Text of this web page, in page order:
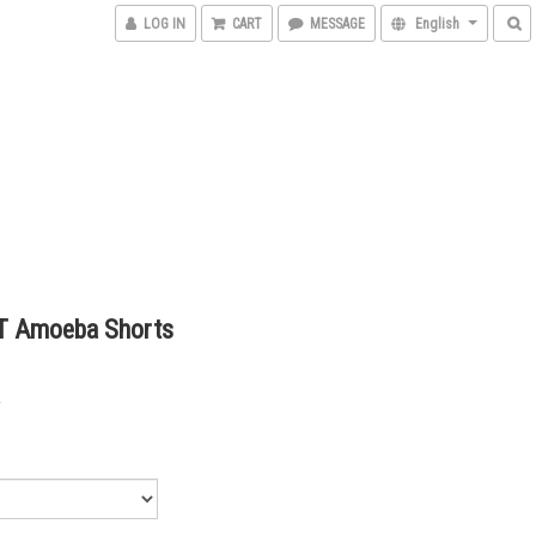
LOG IN CART MESSAGE English
Amoeba Shorts